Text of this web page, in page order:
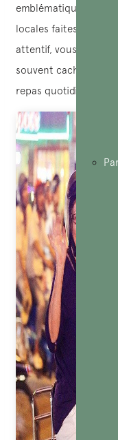
emblématiques: phở,
locales faites
attentif, vous fera
souvent cachées, où
repas quotidien.